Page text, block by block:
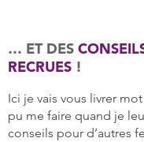
… ET DES
RECRUES !
Ici je vais vous livrer
pu me faire quand je
conseils pour d’autres